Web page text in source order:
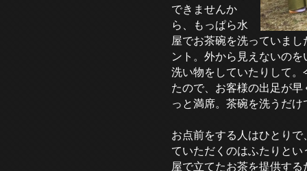
できませんか
ら、もっぱら水
屋でお茶碗を洗っていま
ント。外から見えないの
洗い物をしていたりして
たので、お客様の出足が
っと満席。茶碗を洗うだ
お点前をする人はひとり
ていただくのはふたりと
屋で立てたお茶を提供す